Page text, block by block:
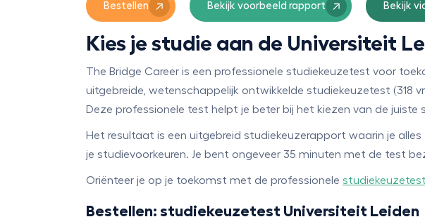
Bestellen Bekijk voorbeeld rapport Bekijk
Kies je studie aan de Universiteit
The Bridge Career is een professionele studiekeuzetest voor
uitgebreide, wetenschappelijk ontwikkelde studiekeuzetest (318
Deze professionele test helpt je beter bij het kiezen van de
Het resultaat is een uitgebreid studiekeuzerapport waarin je
je studievoorkeuren. Je bent ongeveer 35 minuten met de test
Oriënteer je op je toekomst met de professionele studiekeuzetest
Bestellen: studiekeuzetest Universiteit Leiden